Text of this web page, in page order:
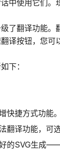
中使用它们。
了翻译功能。
译按钮，您可
下：
快捷方式功能
翻译功能，可
的SVG生成——